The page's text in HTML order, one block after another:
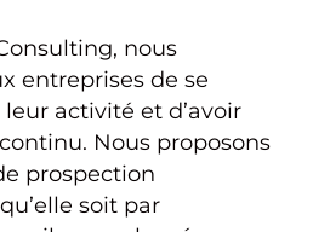
nous
entreprises de se
activité et d’avoir
Nous proposons
prospection
soit par